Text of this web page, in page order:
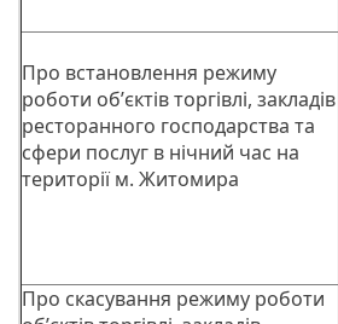
Про встановлення режиму
роботи обʼєктів торгівлі, закладів
ресторанного господарства та
сфери послуг в нічний час на
території м. Житомира
Про скасування режиму роботи